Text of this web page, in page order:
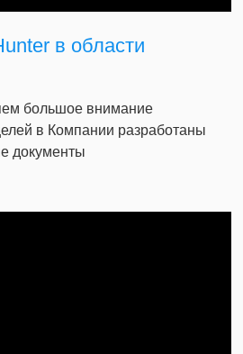
в области
большое внимание
в Компании разработаны
документы